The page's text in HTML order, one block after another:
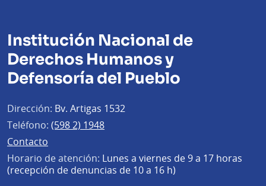
Institución Nacional de
Derechos Humanos y
Defensoría del Pueblo
Dirección: Bv. Artigas 1532
Teléfono: (598 2) 1948
Contacto
Horario de atención: Lunes a viernes de 9 a 17 horas
(recepción de denuncias de 10 a 16 h)